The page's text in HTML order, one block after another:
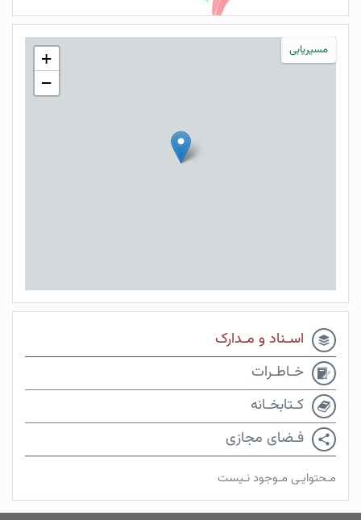
مسیریابی
+
−
اسـناد و مـدارک
خـاطـرات
کـتابخـانه
فـضای مجازی
مـحتوایـی مـوجود نـیست